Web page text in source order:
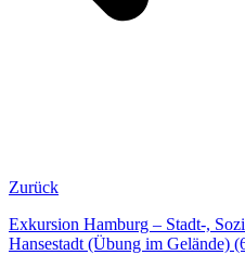
Zurück
Exkursion Hamburg – Stadt-,
Hansestadt (Übung im Gelände)